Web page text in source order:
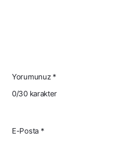
Yorumunuz*
0/30 karakter
E-Posta*